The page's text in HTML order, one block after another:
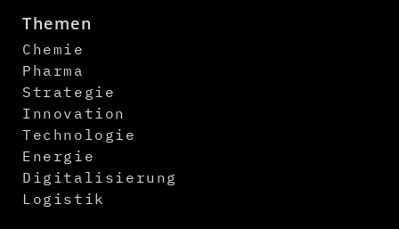
Themen
Chemie
Pharma
Strategie
Innovation
Technologie
Energie
Digitalisierung
Logistik